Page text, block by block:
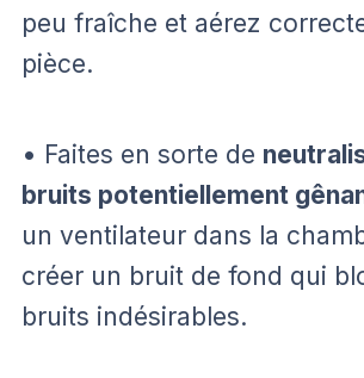
peu fraîche et aérez
pièce.
• Faites en sorte de
bruits potentiellement
un ventilateur dans la
créer un bruit de fond qui
bruits indésirables.